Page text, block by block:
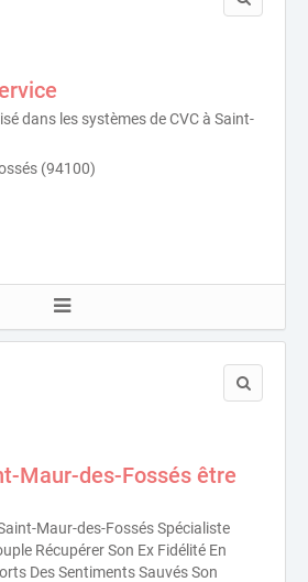
dans les systèmes de CVC à Saint-
(94100)
Maur-des-Fossés être
Maur-des-Fossés Spécialiste
Récupérer Son Ex Fidélité En
Des Sentiments Sauvés Son